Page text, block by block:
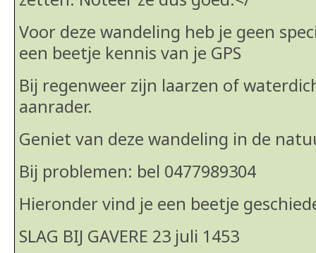
Voor deze wandeling heb je geen
een beetje kennis van je GPS
Bij regenweer zijn laarzen of
aanrader.
Geniet van deze wandeling in de
Bij problemen: bel 0477989304
Hieronder vind je een beetje
SLAG BIJ GAVERE 23 juli 1453